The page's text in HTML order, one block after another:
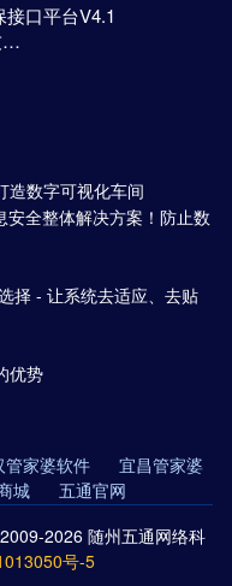
口平台V4.1
…
造数字可视化车间
全整体解决方案！防止数
择 - 让系统去适应、去贴
优势
管家婆软件
宜昌管家婆
城
五通官网
2026 随州五通网络科
号-5